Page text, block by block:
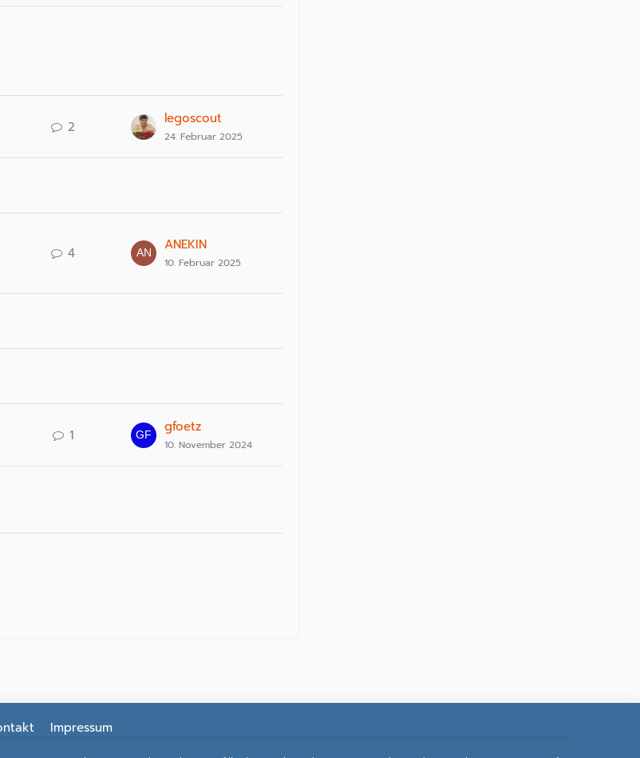
2 legoscout
24. Februar 2025
4 ANEKIN
10. Februar 2025
1 gfoetz
10. November 2024
Impressum